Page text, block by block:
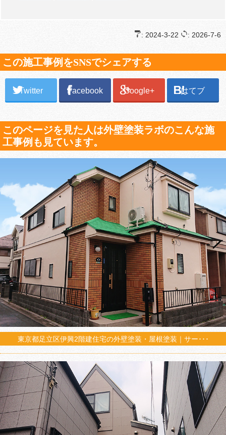
: 2024-3-22 : 2026-7-6
この施工事例をSNSでシェアする
Twitter Facebook Google+ はてブ
このページを見た人は外壁塗装ラボのこんな施
工事例も見ています。
東京都足立区伊興2階建住宅の外壁塗装・屋根塗装｜サー･･･